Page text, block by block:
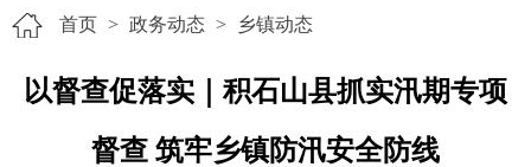
首页 > 政务动态 > 乡镇动态
以督查促落实｜积石山县抓实汛期专项
督查 筑牢乡镇防汛安全防线